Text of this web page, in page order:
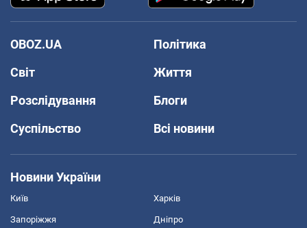
OBOZ.UA
Політика
Світ
Життя
Розслідування
Блоги
Суспільство
Всі новини
Новини України
Київ Харків
Запоріжжя Дніпро